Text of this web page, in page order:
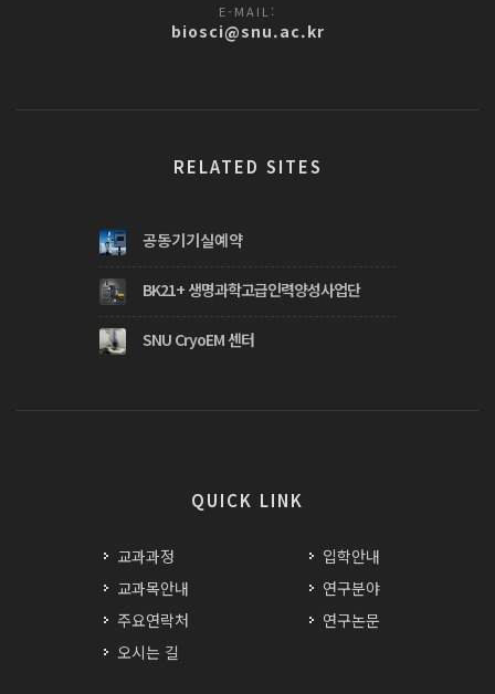
E-MAIL:
biosci@snu.ac.kr
RELATED SITES
공동기기실예약
BK21+ 생명과학고급인력양성사업단
SNU CryoEM 센터
QUICK LINK
교과과정
교과목안내
주요연락처
오시는 길
입학안내
연구분야
연구논문